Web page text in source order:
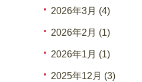
2026年3月 (4)
2026年2月 (1)
2026年1月 (1)
2025年12月 (3)